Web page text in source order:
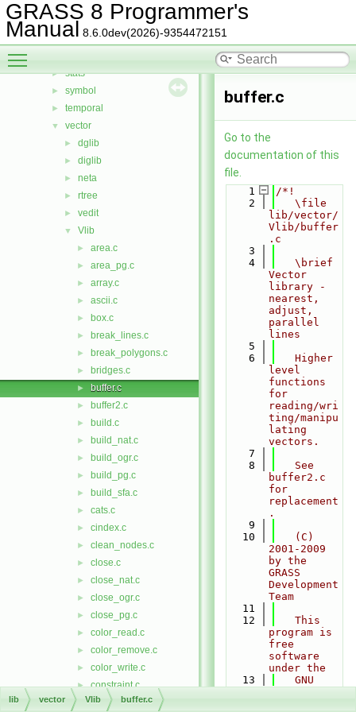
GRASS 8 Programmer's
Manual 8.6.0dev(2026)-9354472151
► raster3d
► rowio
► rst
► stats
► symbol
► temporal
▼ vector
► dglib
► diglib
► neta
► rtree
► vedit
▼ Vlib
► area.c
► area_pg.c
► array.c
► ascii.c
► box.c
► break_lines.c
► break_polygons.c
► bridges.c
► buffer.c
► buffer2.c
► build.c
► build_nat.c
► build_ogr.c
► build_pg.c
► build_sfa.c
► cats.c
► cindex.c
► clean_nodes.c
► close.c
► close_nat.c
► close_ogr.c
► close_pg.c
► color_read.c
► color_remove.c
► color_write.c
► constraint.c
► copy.c
buffer.c
Go to the
documentation of this
file.
    1
/*!
    2
   \file
lib/vector/
Vlib/buffer
.c
    3
    4
   \brief
Vector
library -
nearest,
adjust,
parallel
lines
    5
    6
   Higher
level
functions
for
reading/wri
ting/manipu
lating
vectors.
    7
    8
   See
buffer2.c
for
replacement
.
    9
   10
   (C)
2001-2009
by the
GRASS
Development
Team
   11
   12
   This
program is
free
software
under the
   13
   GNU
lib vector Vlib buffer.c